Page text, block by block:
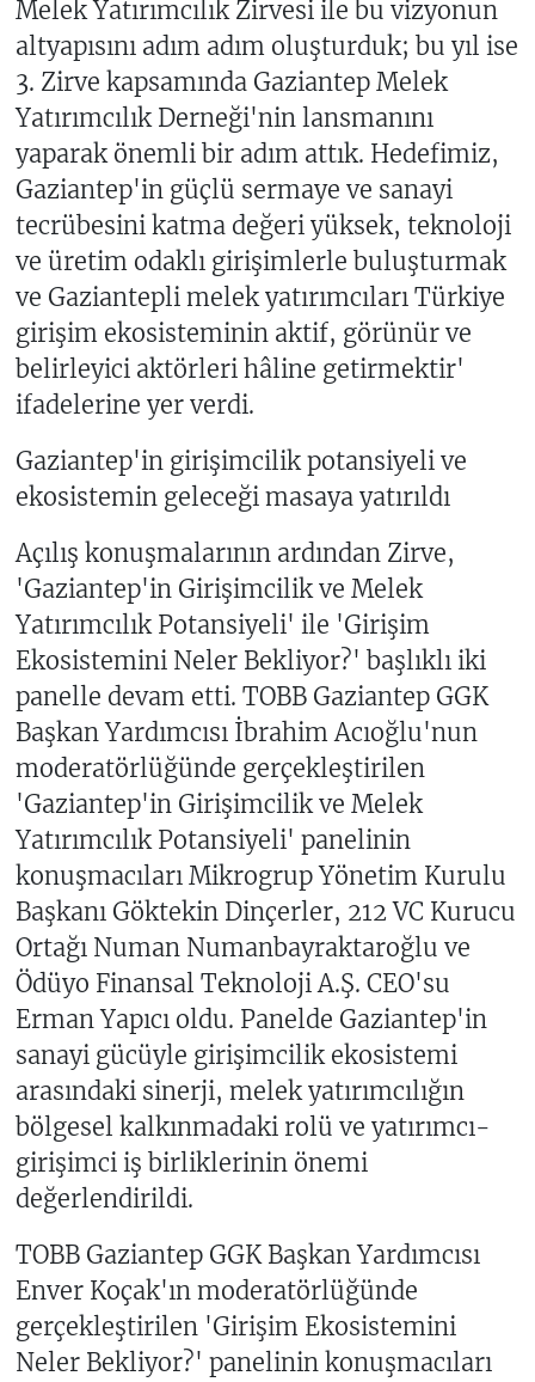
Melek Yatırımcılık Zirvesi ile bu vizyonun
altyapısını adım adım oluşturduk; bu yıl ise
3. Zirve kapsamında Gaziantep Melek
Yatırımcılık Derneği'nin lansmanını
yaparak önemli bir adım attık. Hedefimiz,
Gaziantep'in güçlü sermaye ve sanayi
tecrübesini katma değeri yüksek, teknoloji
ve üretim odaklı girişimlerle buluşturmak
ve Gaziantepli melek yatırımcıları Türkiye
girişim ekosisteminin aktif, görünür ve
belirleyici aktörleri hâline getirmektir'
ifadelerine yer verdi.
Gaziantep'in girişimcilik potansiyeli ve
ekosistemin geleceği masaya yatırıldı
Açılış konuşmalarının ardından Zirve,
'Gaziantep'in Girişimcilik ve Melek
Yatırımcılık Potansiyeli' ile 'Girişim
Ekosistemini Neler Bekliyor?' başlıklı iki
panelle devam etti. TOBB Gaziantep GGK
Başkan Yardımcısı İbrahim Acıoğlu'nun
moderatörlüğünde gerçekleştirilen
'Gaziantep'in Girişimcilik ve Melek
Yatırımcılık Potansiyeli' panelinin
konuşmacıları Mikrogrup Yönetim Kurulu
Başkanı Göktekin Dinçerler, 212 VC Kurucu
Ortağı Numan Numanbayraktaroğlu ve
Ödüyo Finansal Teknoloji A.Ş. CEO'su
Erman Yapıcı oldu. Panelde Gaziantep'in
sanayi gücüyle girişimcilik ekosistemi
arasındaki sinerji, melek yatırımcılığın
bölgesel kalkınmadaki rolü ve yatırımcı-
girişimci iş birliklerinin önemi
değerlendirildi.
TOBB Gaziantep GGK Başkan Yardımcısı
Enver Koçak'ın moderatörlüğünde
gerçekleştirilen 'Girişim Ekosistemini
Neler Bekliyor?' panelinin konuşmacıları